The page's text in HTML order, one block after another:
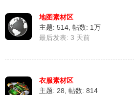
传
地图素材区
主题: 514 帖数: 1万
最后发表: 3 天前
衣服素材区
主题: 28 帖数: 814